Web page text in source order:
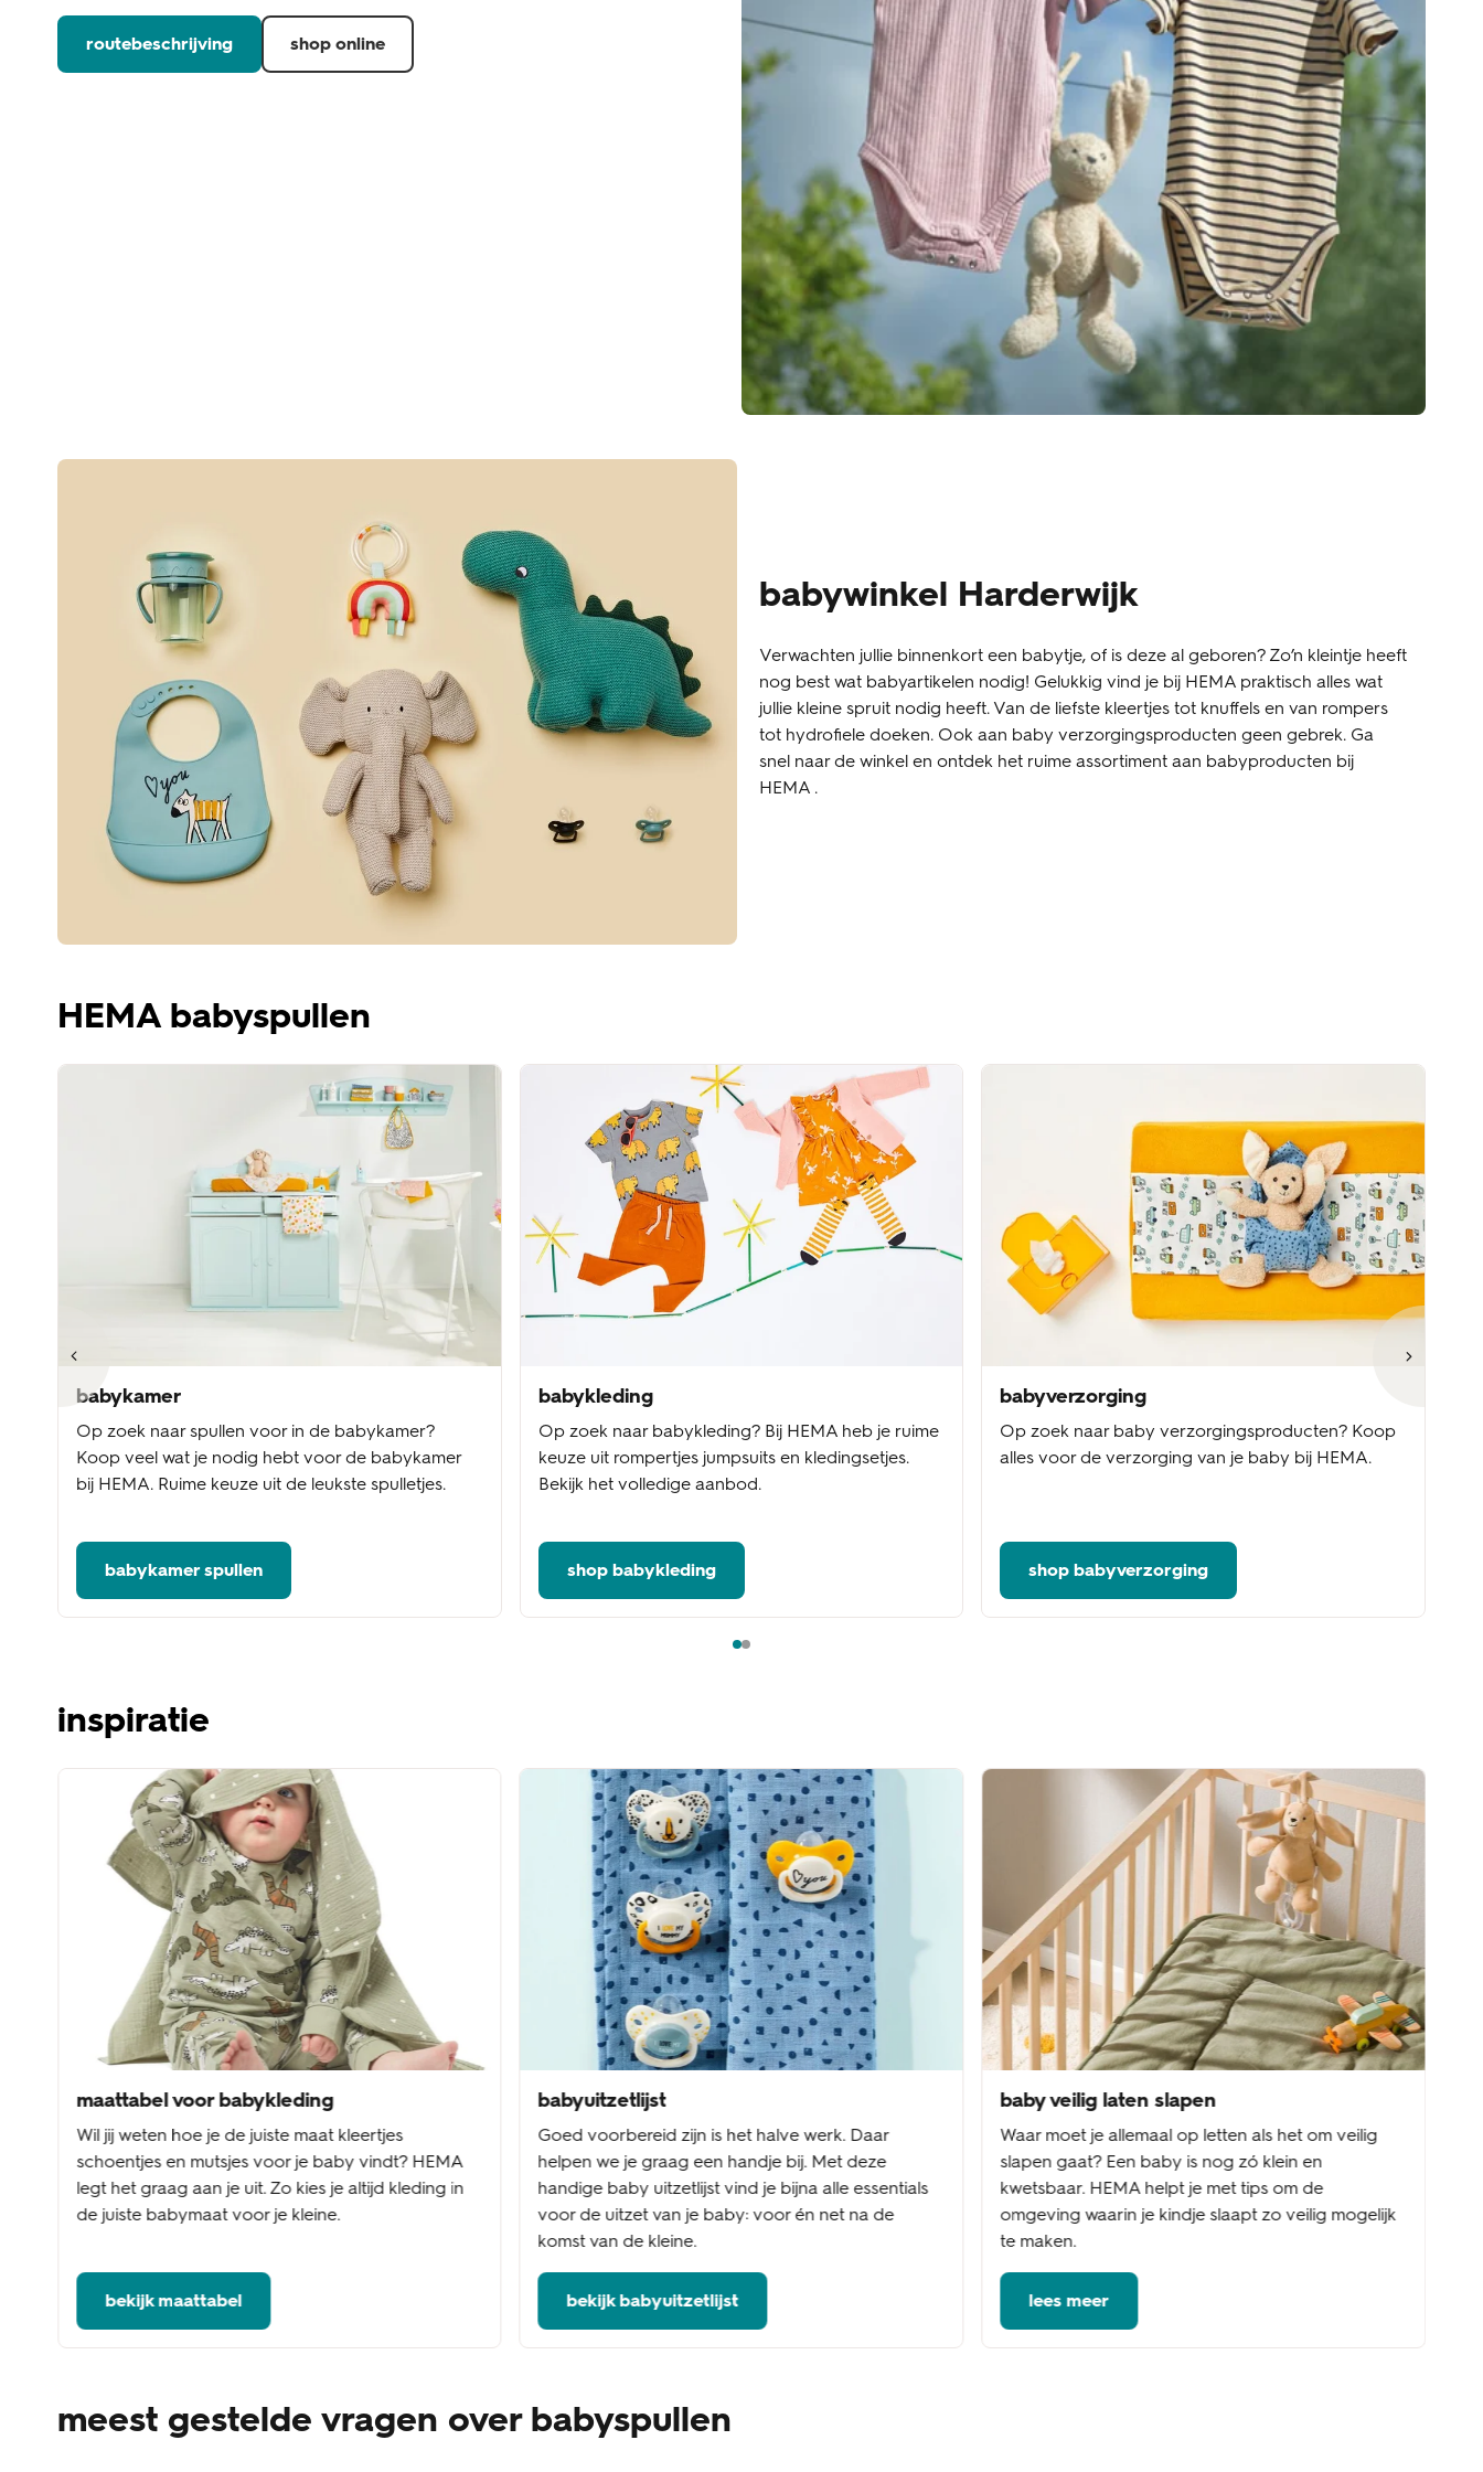
routebeschrijving shop online
babywinkel Harderwijk
Verwachten jullie binnenkort een babytje, of is deze al geboren? Zo’n kleintje heeft
nog best wat babyartikelen nodig! Gelukkig vind je bij HEMA praktisch alles wat
jullie kleine spruit nodig heeft. Van de liefste kleertjes tot knuffels en van rompers
tot hydrofiele doeken. Ook aan baby verzorgingsproducten geen gebrek. Ga
snel naar de winkel en ontdek het ruime assortiment aan babyproducten bij
HEMA .
HEMA babyspullen
babykamer
Op zoek naar spullen voor in de babykamer?
Koop veel wat je nodig hebt voor de babykamer
bij HEMA. Ruime keuze uit de leukste spulletjes.
babykamer spullen
babykleding
Op zoek naar babykleding? Bij HEMA heb je ruime
keuze uit rompertjes jumpsuits en kledingsetjes.
Bekijk het volledige aanbod.
shop babykleding
babyverzorging
Op zoek naar baby verzorgingsproducten? Koop
alles voor de verzorging van je baby bij HEMA.
shop babyverzorging
inspiratie
maattabel voor babykleding
Wil jij weten hoe je de juiste maat kleertjes
schoentjes en mutsjes voor je baby vindt? HEMA
legt het graag aan je uit. Zo kies je altijd kleding in
de juiste babymaat voor je kleine.
bekijk maattabel
babyuitzetlijst
Goed voorbereid zijn is het halve werk. Daar
helpen we je graag een handje bij. Met deze
handige baby uitzetlijst vind je bijna alle essentials
voor de uitzet van je baby: voor én net na de
komst van de kleine.
bekijk babyuitzetlijst
baby veilig laten slapen
Waar moet je allemaal op letten als het om veilig
slapen gaat? Een baby is nog zó klein en
kwetsbaar. HEMA helpt je met tips om de
omgeving waarin je kindje slaapt zo veilig mogelijk
te maken.
lees meer
meest gestelde vragen over babyspullen